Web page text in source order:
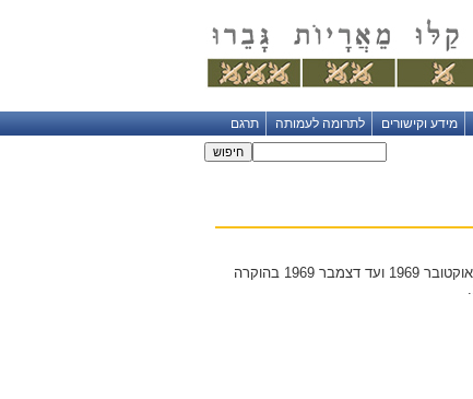
מידע וקישורים לתרומה לעמותה תרגם
סרן מיכאל רכס, על תקופת התנדבותך כ"נמר" בקוו התעלה מאוקטובר 1969 ועד דצמבר 1969 בהוקרה